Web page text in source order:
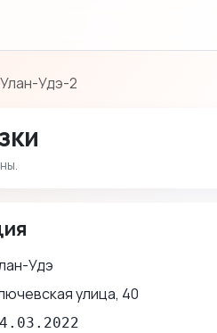
Улан-Удэ-2
Удэ
улица, 40